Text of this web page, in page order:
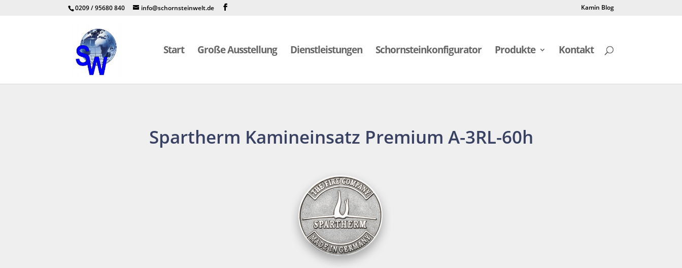
0209 / 95680 840 info@schornsteinwelt.de Kamin Blog
Start Große Ausstellung Dienstleistungen Schornsteinkonfigurator Produkte Kontakt
Spartherm Kamineinsatz Premium A-3RL-60h